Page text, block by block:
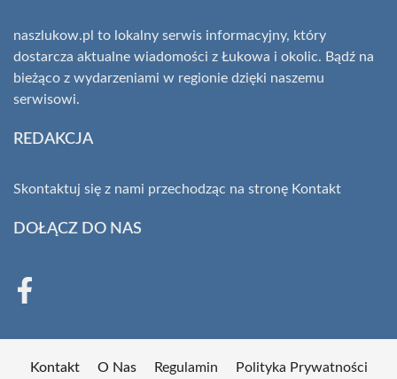
naszlukow.pl to lokalny serwis informacyjny, który
dostarcza aktualne wiadomości z Łukowa i okolic. Bądź na
bieżąco z wydarzeniami w regionie dzięki naszemu
serwisowi.
REDAKCJA
Skontaktuj się z nami przechodząc na stronę Kontakt
DOŁĄCZ DO NAS
Kontakt O Nas Regulamin Polityka Prywatności